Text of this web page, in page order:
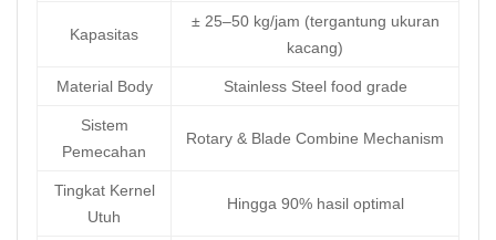
Kapasitas
± 25–50 kg/jam (tergantung ukuran
kacang)
Material Body Stainless Steel food grade
Sistem
Pemecahan
Rotary & Blade Combine Mechanism
Tingkat Kernel
Utuh
Hingga 90% hasil optimal